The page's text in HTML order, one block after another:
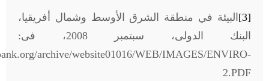
[3] البيئة في منطقة الشرق الأوسط وشمال أفريقيا،
البنك الدولى، سبتمبر 2008، فى:
archive/website01016/WEB/IMAGES/ENVIRO-
2.PDF